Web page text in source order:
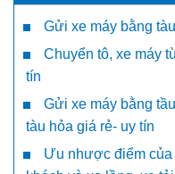
Gửi xe máy bằng
Chuyển tô, xe máy
tín
Gửi xe máy bằng
tàu hỏa giá rẻ- uy tín
Ưu nhược điểm